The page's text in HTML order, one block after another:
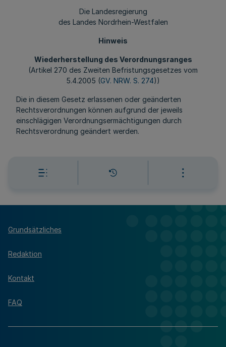
Die Landesregierung
des Landes Nordrhein-Westfalen
Hinweis
Wiederherstellung des Verordnungsranges
(Artikel 270 des Zweiten Befristungsgesetzes vom
5.4.2005 (GV. NRW. S. 274))
Die in diesem Gesetz erlassenen oder geänderten
Rechtsverordnungen können aufgrund der jeweils
einschlägigen Verordnungsermächtigungen durch
Rechtsverordnung geändert werden.
Grundsätzliches
Redaktion
Kontakt
FAQ